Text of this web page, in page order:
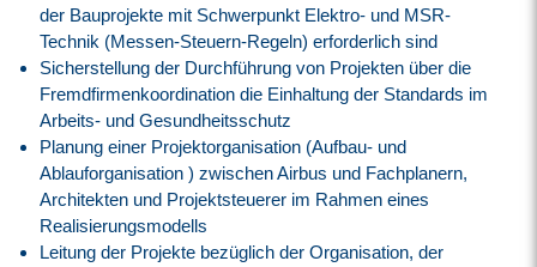
der Bauprojekte mit Schwerpunkt Elektro- und MSR-
Technik (Messen-Steuern-Regeln) erforderlich sind
Sicherstellung der Durchführung von Projekten über die
Fremdfirmenkoordination die Einhaltung der Standards im
Arbeits- und Gesundheitsschutz
Planung einer Projektorganisation (Aufbau- und
Ablauforganisation ) zwischen Airbus und Fachplanern,
Architekten und Projektsteuerer im Rahmen eines
Realisierungsmodells
Leitung der Projekte bezüglich der Organisation, der